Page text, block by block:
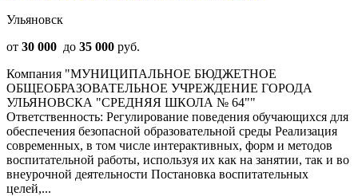
Ульяновск
от 30 000 до 35 000 руб.
Компания "МУНИЦИПАЛЬНОЕ БЮДЖЕТНОЕ
ОБЩЕОБРАЗОВАТЕЛЬНОЕ УЧРЕЖДЕНИЕ ГОРОДА
УЛЬЯНОВСКА "СРЕДНЯЯ ШКОЛА № 64""
Ответственность: Регулирование поведения обучающихся для
обеспечения безопасной образовательной среды Реализация
современных, в том числе интерактивных, форм и методов
воспитательной работы, используя их как на занятии, так и во
внеурочной деятельности Постановка воспитательных
целей,...